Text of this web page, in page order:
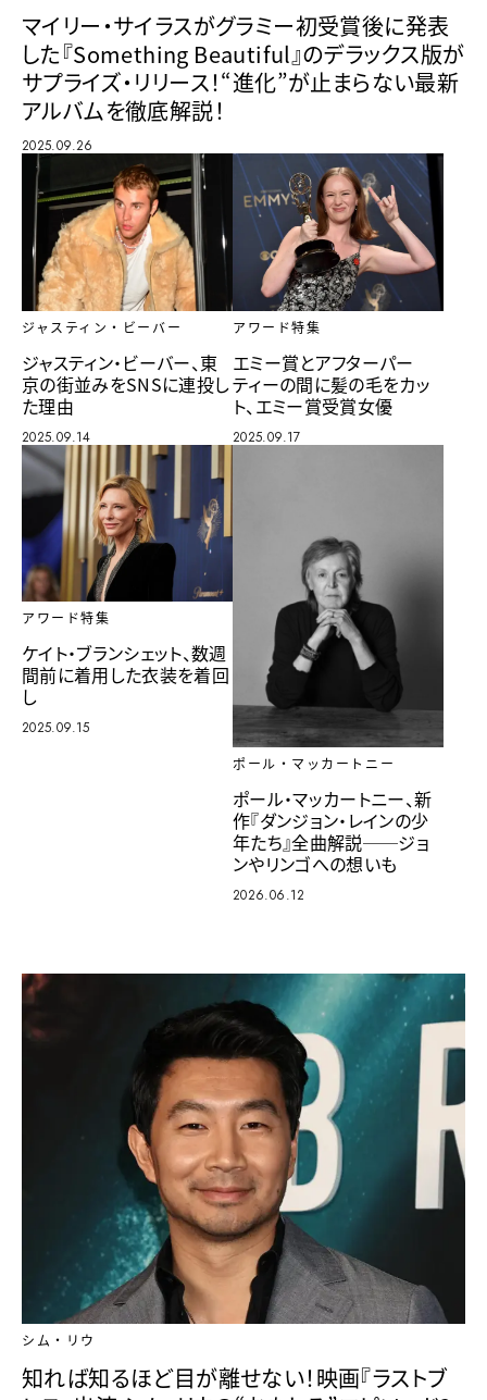
マイリー・サイラスがグラミー初受賞後に発表
した『Something Beautiful』のデラックス版が
サプライズ・リリース！“進化”が止まらない最新
アルバムを徹底解説！
2025.09.26
ジャスティン・ビーバー
ジャスティン・ビーバー、東
京の街並みをSNSに連投し
た理由
2025.09.14
アワード特集
エミー賞とアフターパー
ティーの間に髪の毛をカッ
ト、エミー賞受賞女優
2025.09.17
アワード特集
ケイト・ブランシェット、数週
間前に着用した衣装を着回
し
2025.09.15
ポール・マッカートニー
ポール・マッカートニー、新
作『ダンジョン・レインの少
年たち』全曲解説──ジョ
ンやリンゴへの想いも
2026.06.12
シム・リウ
知れば知るほど目が離せない！映画『ラストブ